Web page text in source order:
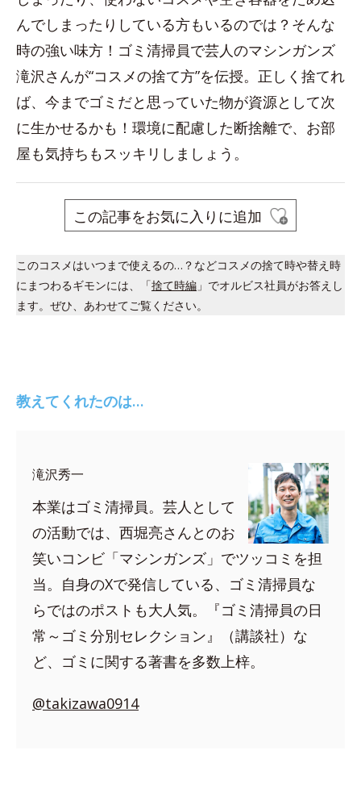
んでしまったりしている方もいるのでは？そんな
時の強い味方！ゴミ清掃員で芸人のマシンガンズ
滝沢さんが“コスメの捨て方”を伝授。正しく捨てれ
ば、今までゴミだと思っていた物が資源として次
に生かせるかも！環境に配慮した断捨離で、お部
屋も気持ちもスッキリしましょう。
この記事をお気に入りに追加
このコスメはいつまで使えるの…？などコスメの捨て時や替え時
にまつわるギモンには、「捨て時編 」でオルビス社員がお答えし
ます。ぜひ、あわせてご覧ください。
教えてくれたのは…
滝沢秀一
本業はゴミ清掃員。芸人として
の活動では、西堀亮さんとのお
笑いコンビ「マシンガンズ」でツッコミを担
当。自身のXで発信している、ゴミ清掃員な
らではのポストも大人気。『ゴミ清掃員の日
常～ゴミ分別セレクション』（講談社）な
ど、ゴミに関する著書を多数上梓。
@takizawa0914